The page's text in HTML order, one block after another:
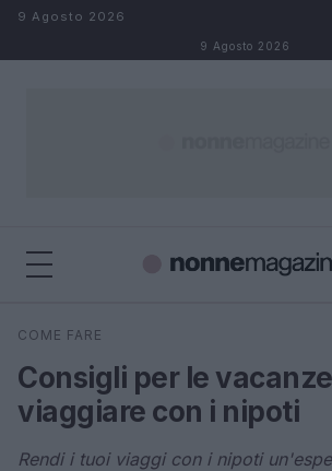
Salta al contenuto
9 Agosto 2026
9 Agosto 2026
Cerca
COME FARE
Consigli per le
viaggiare con i nipoti
Rendi i tuoi viaggi con i nipoti